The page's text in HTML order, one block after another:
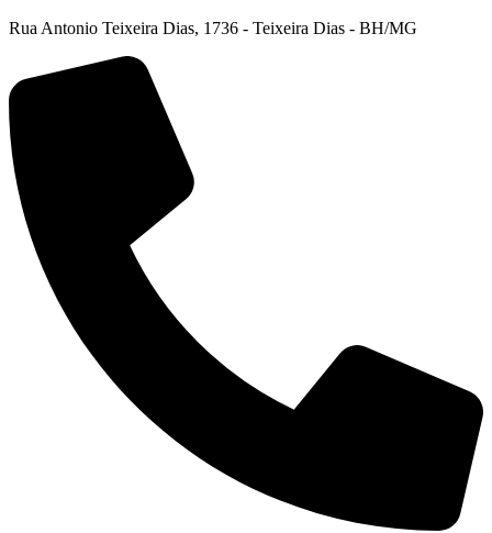
Rua Antonio Teixeira Dias, 1736 - Teixeira Dias - BH/MG